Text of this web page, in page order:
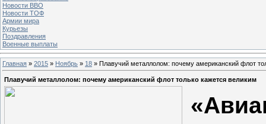
Новости ВВО
Новости ТОФ
Армии мира
Курьезы
Поздравления
Военные выплаты
Главная » 2015 » Ноябрь » 18 » Плавучий металлолом: почему американский флот
Плавучий металлолом: почему американский флот только кажется великим